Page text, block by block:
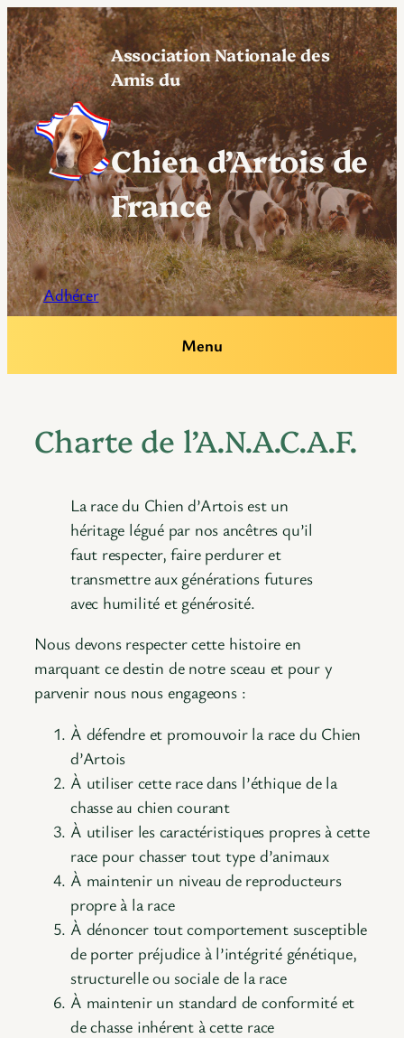
Aller
au
contenu
Association Nationale des
Amis du
Chien d’Artois de
France
Adhérer
Menu
Charte de l’A.N.A.C.A.F.
La race du Chien d’Artois est un
héritage légué par nos ancêtres qu’il
faut respecter, faire perdurer et
transmettre aux générations futures
avec humilité et générosité.
Nous devons respecter cette histoire en
marquant ce destin de notre sceau et pour y
parvenir nous nous engageons :
À défendre et promouvoir la race du Chien
d’Artois
À utiliser cette race dans l’éthique de la
chasse au chien courant
À utiliser les caractéristiques propres à cette
race pour chasser tout type d’animaux
À maintenir un niveau de reproducteurs
propre à la race
À dénoncer tout comportement susceptible
de porter préjudice à l’intégrité génétique,
structurelle ou sociale de la race
À maintenir un standard de conformité et
de chasse inhérent à cette race